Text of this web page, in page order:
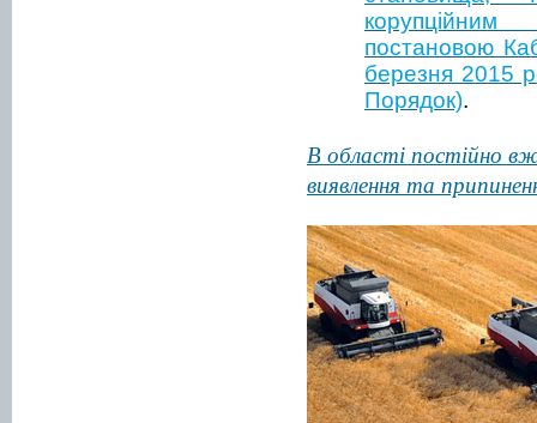
постановою
березня 2015
Порядок).
В області постійно
виявлення та